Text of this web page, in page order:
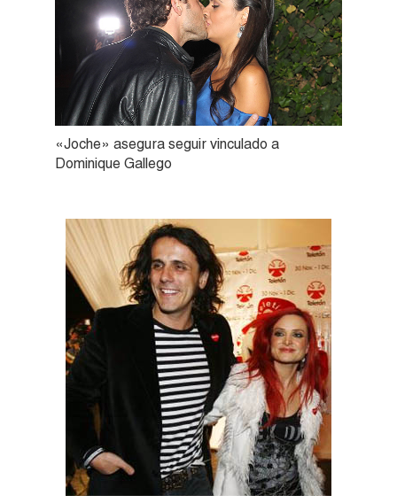
«Joche» asegura seguir vinculado a
Dominique Gallego